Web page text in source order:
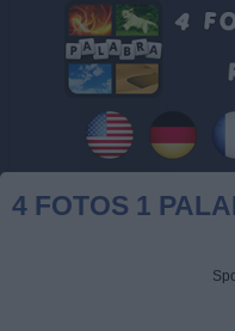
4 FOTOS 1